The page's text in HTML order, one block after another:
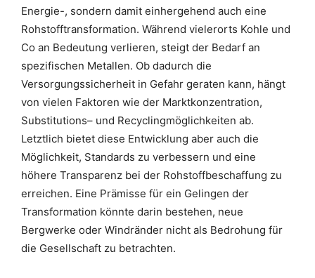
Energie-, sondern damit einhergehend auch eine
Rohstofftransformation. Während vielerorts Kohle und
Co an Bedeutung verlieren, steigt der Bedarf an
spezifischen Metallen. Ob dadurch die
Versorgungssicherheit in Gefahr geraten kann, hängt
von vielen Faktoren wie der Marktkonzentration,
Substitutions– und Recyclingmöglichkeiten ab.
Letztlich bietet diese Entwicklung aber auch die
Möglichkeit, Standards zu verbessern und eine
höhere Transparenz bei der Rohstoffbeschaffung zu
erreichen. Eine Prämisse für ein Gelingen der
Transformation könnte darin bestehen, neue
Bergwerke oder Windränder nicht als Bedrohung für
die Gesellschaft zu betrachten.